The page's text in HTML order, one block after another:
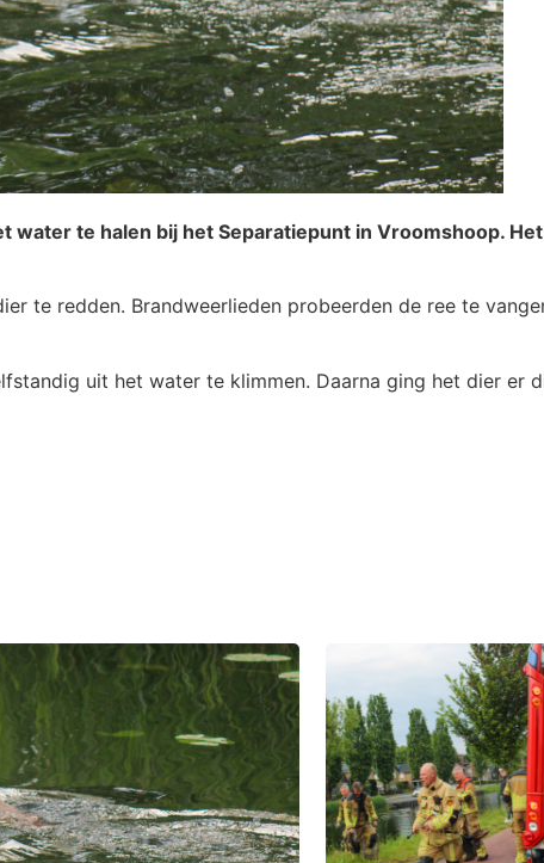
te halen bij het Separatiepunt in Vroomshoop.
te redden. Brandweerlieden probeerden de ree te
uit het water te klimmen. Daarna ging het dier er